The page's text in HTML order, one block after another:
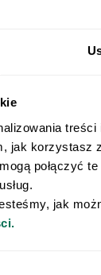
jak korzystasz
połączyć
jak
przepisy,